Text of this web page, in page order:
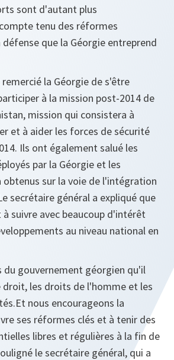
sont d'autant plus
tenu des réformes
que la Géorgie entreprend
la Géorgie de s'être
à la mission post-2014 de
mission qui consistera à
et à aider les forces de sécurité
Ils ont également salué les
par la Géorgie et les
obtenus sur la voie de l'intégration
secrétaire général a expliqué que
suivre avec beaucoup d'intérêt
au niveau national en
du gouvernement géorgien qu'il
les droits de l'homme et les
nous encourageons la
ses réformes clés et à tenir des
libres et régulières à la fin de
le secrétaire général, qui a